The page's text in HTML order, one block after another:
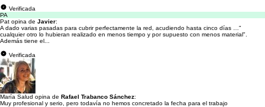
Verificada
PA
Pat opina de Javier:
A dado varias pasadas para cubrir perfectamente la red, acudiendo hasta cinco días …"
cualquier otro lo hubieran realizado en menos tiempo y por supuesto con menos material".
Además tiene el...
Verificada
María Salud opina de Rafael Trabanco Sánchez:
Muy profesional y serio, pero todavía no hemos concretado la fecha para el trabajo